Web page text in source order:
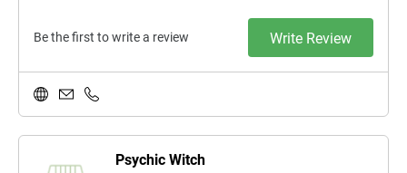
Be the first to write a review Write Review
Psychic Witch